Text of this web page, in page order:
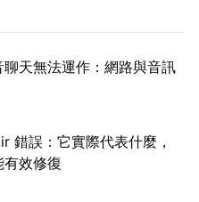
聊天無法運作：網路與音訊
錯誤：它實際代表什麼，
有效修復